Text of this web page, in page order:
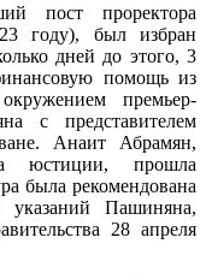
пост проректора
году), был избран
дней до этого, 3
помощь из
премьер-
с представителем
Анаит Абрамян,
юстиции, прошла
была рекомендована
Пашиняна,
28 апреля